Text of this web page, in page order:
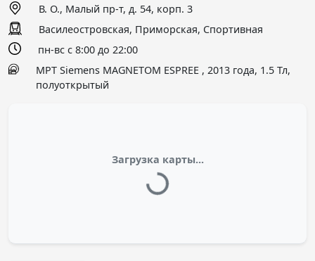
В. О., Малый пр-т, д. 54, корп. 3
Василеостровская, Приморская, Спортивная
пн-вс с 8:00 до 22:00
МРТ Siemens MAGNETOM ESPREE , 2013 года, 1.5 Тл,
полуоткрытый
Загрузка карты...